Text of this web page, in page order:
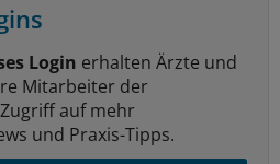
Login erhalten Ärzte und
Mitarbeiter der
auf mehr
und Praxis-Tipps.